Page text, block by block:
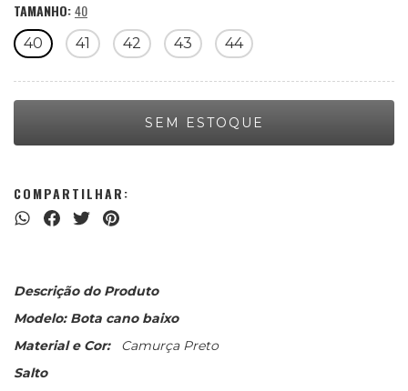
TAMANHO:40
40 41 42 43 44
COMPARTILHAR:
Descrição do Produto
Modelo: Bota cano baixo
Material e Cor:
Camurça Preto
Salto